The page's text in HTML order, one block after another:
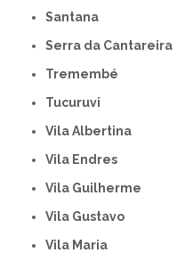
Santana
Serra da Cantareira
Tremembé
Tucuruvi
Vila Albertina
Vila Endres
Vila Guilherme
Vila Gustavo
Vila Maria